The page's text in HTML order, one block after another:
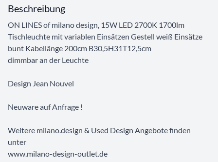
Beschreibung
ON LINES of milano design, 15W LED 2700K 1700lm
Tischleuchte mit variablen Einsätzen Gestell weiß Einsätze
bunt Kabellänge 200cm B30,5H31T12,5cm
dimmbar an der Leuchte
Design Jean Nouvel
Neuware auf Anfrage !
Weitere milano.design & Used Design Angebote finden
unter
www.milano-design-outlet.de